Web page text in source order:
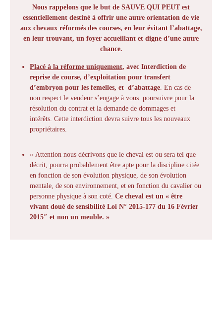
Nous rappelons que le but de SAUVE QUI PEUT est
essentiellement destiné à offrir une autre orientation de vie
aux chevaux réformés des courses, en leur évitant l’abattage,
en leur trouvant, un foyer accueillant et digne d’une autre
chance.
Placé à la réforme uniquement, avec Interdiction de
reprise de course, d’exploitation pour transfert
d’embryon pour les femelles, et d’abattage. En cas de
non respect le vendeur s’engage à vous poursuivre pour la
résolution du contrat et la demande de dommages et
intérêts. Cette interdiction devra suivre tous les nouveaux
propriétaires.
« Attention nous décrivons que le cheval est ou sera tel que
décrit, pourra probablement être apte pour la discipline citée
en fonction de son évolution physique, de son évolution
mentale, de son environnement, et en fonction du cavalier ou
personne physique à son coté. Ce cheval est un « être
vivant doué de sensibilité Loi N° 2015-177 du 16 Février
2015″ et non un meuble. »